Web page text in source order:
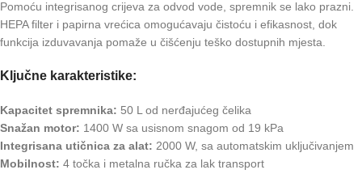
Pomoću integrisanog crijeva za odvod vode, spremnik se lako prazni.
HEPA filter i papirna vrećica omogućavaju čistoću i efikasnost, dok
funkcija izduvavanja pomaže u čišćenju teško dostupnih mjesta.
Ključne karakteristike:
Kapacitet spremnika: 50 L od nerđajućeg čelika
Snažan motor: 1400 W sa usisnom snagom od 19 kPa
Integrisana utičnica za alat: 2000 W, sa automatskim uključivanjem
Mobilnost: 4 točka i metalna ručka za lak transport